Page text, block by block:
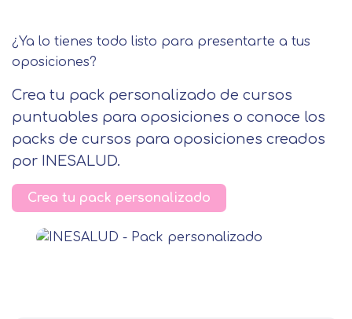
¿Ya lo tienes todo listo para presentarte a tus
oposiciones?
Crea tu pack personalizado de cursos
puntuables para oposiciones o conoce los
packs de cursos para oposiciones creados
por INESALUD.
Crea tu pack personalizado